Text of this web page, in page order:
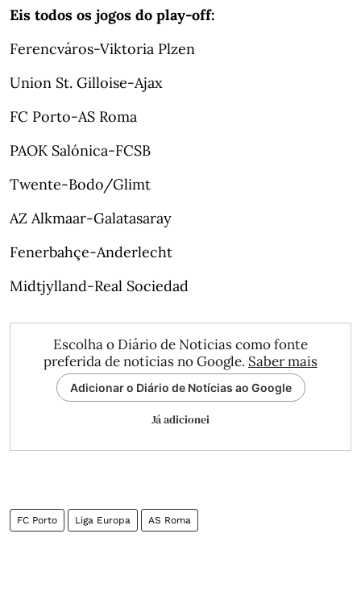
Eis todos os jogos do play-off:
Ferencváros-Viktoria Plzen
Union St. Gilloise-Ajax
FC Porto-AS Roma
PAOK Salónica-FCSB
Twente-Bodo/Glimt
AZ Alkmaar-Galatasaray
Fenerbahçe-Anderlecht
Midtjylland-Real Sociedad
Escolha o Diário de Notícias como fonte
preferida de notícias no Google. Saber mais
Adicionar o Diário de Notícias ao Google
Já adicionei
FC Porto Liga Europa AS Roma